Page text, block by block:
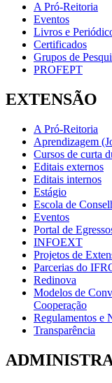
A Pró-Reitoria
Eventos
Livros e
Certificados
Grupos de
PROFEPT
EXTENSÃO
A Pró-Reitoria
Aprendizagem
Cursos de curta
Editais externos
Editais internos
Estágio
Escola de
Eventos
Portal de
INFOEXT
Projetos de
Parcerias do
Redinova
Modelos de
Cooperação
Regulamentos e
Transparência